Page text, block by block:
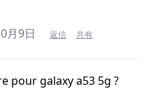
月9日 返信 共有
pour galaxy a53 5g ?